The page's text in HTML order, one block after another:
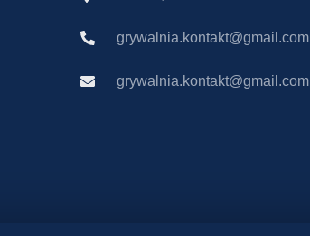
grywalnia.kontakt@gmail.com
grywalnia.kontakt@gmail.com